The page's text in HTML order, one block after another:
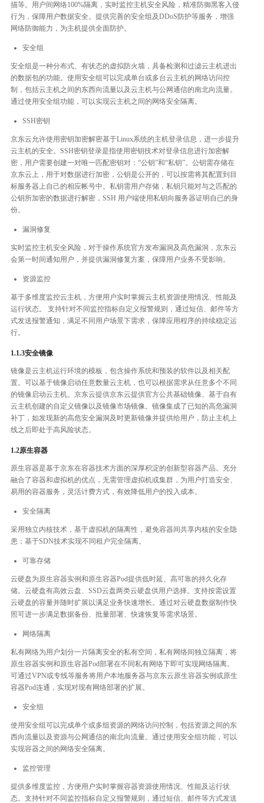
描等。用户间网络100%隔离，实时监控主机安全风险，精准防御黑客入侵
行为，保障用户数据安全。提供完善的安全组及DDoS防护等服务，增强
网络防御能力，为主机提供全面防护。
安全组
安全组是一种分布式、有状态的虚拟防火墙，具备检测和过滤云主机进出
的数据包的功能。使用安全组可以完成单台或多台云主机的网络访问控
制，包括云主机之间的东西向流量以及云主机与公网通信的南北向流量。
通过使用安全组功能，可以实现云主机之间的网络安全隔离。
SSH密钥
京东云允许使用密钥加密解密基于Linux系统的主机登录信息，进一步提升
云主机的安全。SSH密钥登录是指使用密钥技术对登录信息进行加密解
密，用户需要创建一对唯一匹配密钥对：“公钥”和“私钥”。公钥需存储在
京东云上，用于对数据进行加密，公钥是公开的，可以按需将其配置到目
标服务器上自己的相应帐号中。私钥需用户存储，私钥只能对与之匹配的
公钥所加密的数据进行解密，SSH 用户端使用私钥向服务器证明自已的身
份。
漏洞修复
实时监控主机安全风险，对于操作系统官方发布漏洞及高危漏洞，京东云
会第一时间通知用户，并提供漏洞修复方案，保障用户业务不受影响。
资源监控
基于多维度监控云主机，方便用户实时掌握云主机资源使用情况、性能及
运行状态。 支持针对不同监控指标自定义报警规则，通过短信、邮件等方
式发送报警通知，满足不同用户场景下需求，保障应用程序的持续稳定运
行。
1.1.3安全镜像
镜像是云主机运行环境的模板，包含操作系统和预装的软件以及相关配
置。可以基于镜像启动任意数量云主机，也可以根据需求从任意多个不同
的镜像启动云主机。京东云提供京东云提供官方公共基础镜像、基于自有
云主机创建的自定义镜像以及镜像市场镜像。镜像集成了已知的高危漏洞
补丁，如发现新的高危安全漏洞及时更新镜像并提供给用户，防止主机上
线之后即处于高风险状态。
1.2原生容器
原生容器是基于京东在容器技术方面的深厚积淀的创新型容器产品。充分
融合了容器和虚拟机的优点，无需管理虚拟机或集群，为用户打造安全、
易用的容器服务，灵活计费方式，有效降低用户的投入成本。
安全隔离
采用独立内核技术，基于虚拟机的隔离性，避免容器间共享内核的安全隐
患；基于SDN技术实现不同租户完全隔离。
可靠存储
云硬盘为原生容器实例和原生容器Pod提供低时延、高可靠的持久化存
储。云硬盘有高效云盘、SSD云盘两类云硬盘供用户选择。支持按需设置
云硬盘的容量并随时扩展以满足业务快速增长。通过对云硬盘数据制作快
照可进一步满足数据备份、批量部署、快速恢复等需求场景。
网络隔离
私有网络为用户划分一片隔离安全的私有空间，私有网络间独立隔离，将
原生容器实例和原生容器Pod部署在不同私有网络下即可实现网络隔离。
可通过VPN或专线等服务将用户本地服务器与京东云原生容器实例或原生
容器Pod连通，实现对现有网络部署的扩展。
安全组
使用安全组可以完成单个或多组资源的网络访问控制，包括资源之间的东
西向流量以及资源与公网通信的南北向流量。通过使用安全组功能，可以
实现容器之间的网络安全隔离。
监控管理
提供多维度监控，方便用户实时掌握容器资源使用情况、性能及运行状
态。支持针对不同监控指标自定义报警规则，通过短信、邮件等方式发送